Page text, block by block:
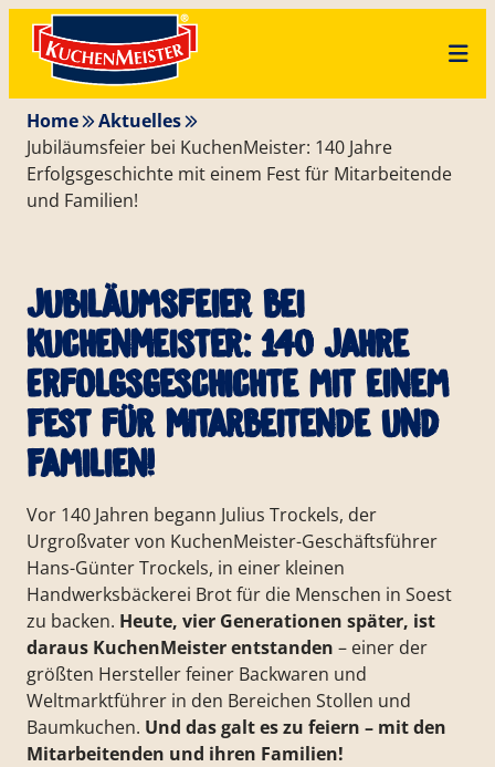
Zum
Inhalt
springen
Skip
content
Home
Aktuelles
Jubiläumsfeier bei KuchenMeister: 140 Jahre
Erfolgsgeschichte mit einem Fest für Mitarbeitende
und Familien!
Jubiläumsfeier bei
KuchenMeister: 140 Jahre
Erfolgsgeschichte mit einem
Fest für Mitarbeitende und
Familien!
Vor 140 Jahren begann Julius Trockels, der
Urgroßvater von KuchenMeister-Geschäftsführer
Hans-Günter Trockels, in einer kleinen
Handwerksbäckerei Brot für die Menschen in Soest
zu backen. Heute, vier Generationen später, ist
daraus KuchenMeister entstanden – einer der
größten Hersteller feiner Backwaren und
Weltmarktführer in den Bereichen Stollen und
Baumkuchen. Und das galt es zu feiern – mit den
Mitarbeitenden und ihren Familien!